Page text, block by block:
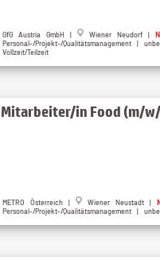
GfG Austria GmbH | Wiener Neudorf |
Personal-/Projekt-/Qualitätsmanagement |
Vollzeit/Teilzeit
Mitarbeiter/in Food (m/
METRO Österreich | Wiener Neustadt |
Personal-/Projekt-/Qualitätsmanagement |